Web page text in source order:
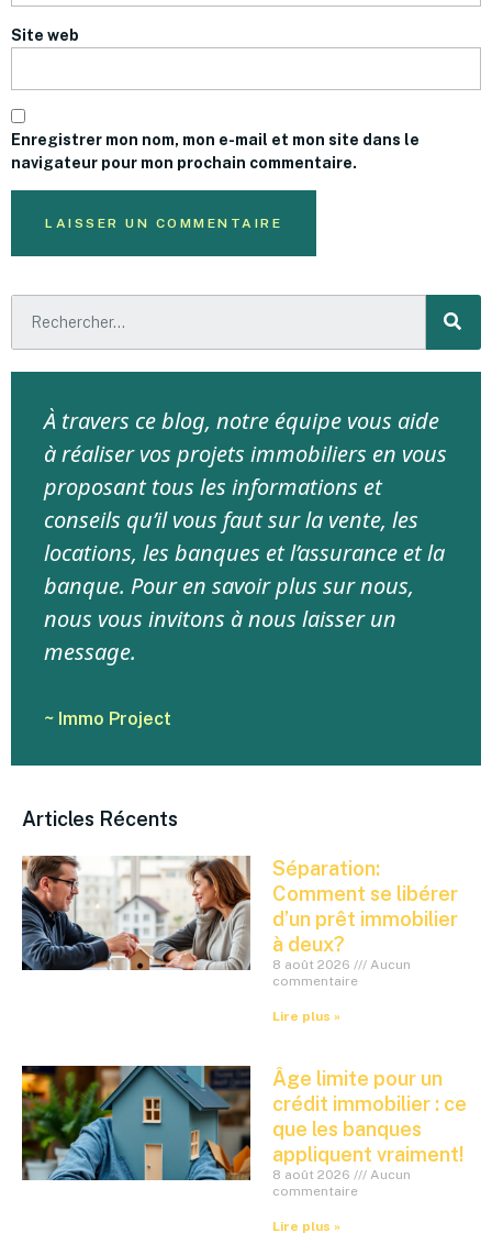
Site web
Enregistrer mon nom, mon e-mail et mon site dans le
navigateur pour mon prochain commentaire.
À travers ce blog, notre équipe vous aide
à réaliser vos projets immobiliers en vous
proposant tous les informations et
conseils qu’il vous faut sur la vente, les
locations, les banques et l’assurance et la
banque. Pour en savoir plus sur nous,
nous vous invitons à nous laisser un
message.
~ Immo Project
Articles Récents
Séparation:
Comment se libérer
d’un prêt immobilier
à deux?
8 août 2026
Aucun
commentaire
Lire plus »
Âge limite pour un
crédit immobilier : ce
que les banques
appliquent vraiment!
8 août 2026
Aucun
commentaire
Lire plus »